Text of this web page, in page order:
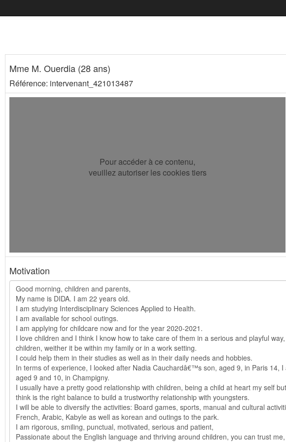
Mme M. Ouerdia (28 ans)
Référence: intervenant_421013487
Pour accéder à ce contenu,
veuillez autoriser les cookies tiers
Motivation